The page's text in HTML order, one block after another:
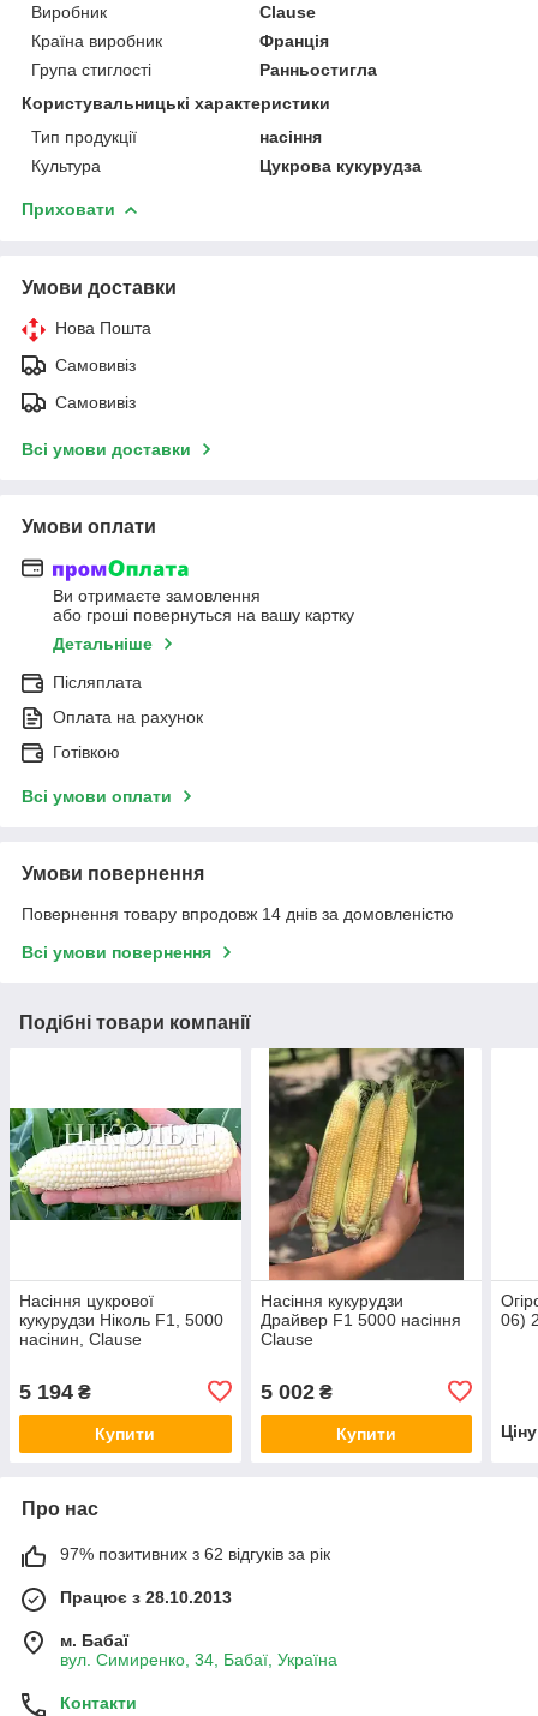
Виробник
Clause
Країна виробник
Франція
Група стиглості
Ранньостигла
Користувальницькі характеристики
Тип продукції
насіння
Культура
Цукрова кукурудза
Приховати
Умови доставки
Нова Пошта
Самовивіз
Самовивіз
Всі умови доставки
Умови оплати
Ви отримаєте замовлення
або гроші повернуться на вашу картку
Детальніше
Післяплата
Оплата на рахунок
Готівкою
Всі умови оплати
Умови повернення
Повернення товару впродовж 14 днів за домовленістю
Всі умови повернення
Подібні товари компанії
Насіння цукрової
кукурудзи Ніколь F1, 5000
насінин, Clause
5 194 ₴
Купити
Насіння кукурудзи
Драйвер F1 5000 насіння
Clause
5 002₴
Купити
06)
Про нас
97% позитивних з 62 відгуків за рік
Працює з 28.10.2013
м. Бабаї
вул. Симиренко, 34, Бабаї, Україна
Контакти